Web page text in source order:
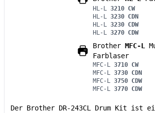
HL-L 3210 CW
HL-L 3230 CDN
HL-L 3230 CDW
HL-L 3270 CDW
Brother MFC-L
Farblaser
MFC-L 3710 CW
MFC-L 3730 CDN
MFC-L 3750 CDW
MFC-L 3770 CDW
Der Brother DR-243CL Drum Kit ist